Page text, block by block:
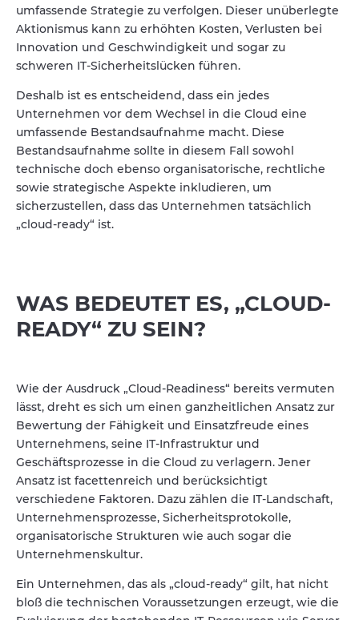
umfassende Strategie zu verfolgen. Dieser unüberlegte
Aktionismus kann zu erhöhten Kosten, Verlusten bei
Innovation und Geschwindigkeit und sogar zu
schweren IT-Sicherheitslücken führen.
Deshalb ist es entscheidend, dass ein jedes
Unternehmen vor dem Wechsel in die Cloud eine
umfassende Bestandsaufnahme macht. Diese
Bestandsaufnahme sollte in diesem Fall sowohl
technische doch ebenso organisatorische, rechtliche
sowie strategische Aspekte inkludieren, um
sicherzustellen, dass das Unternehmen tatsächlich
„cloud-ready“ ist.
WAS BEDEUTET ES, „CLOUD-
READY“ ZU SEIN?
Wie der Ausdruck „Cloud-Readiness“ bereits vermuten
lässt, dreht es sich um einen ganzheitlichen Ansatz zur
Bewertung der Fähigkeit und Einsatzfreude eines
Unternehmens, seine IT-Infrastruktur und
Geschäftsprozesse in die Cloud zu verlagern. Jener
Ansatz ist facettenreich und berücksichtigt
verschiedene Faktoren. Dazu zählen die IT-Landschaft,
Unternehmensprozesse, Sicherheitsprotokolle,
organisatorische Strukturen wie auch sogar die
Unternehmenskultur.
Ein Unternehmen, das als „cloud-ready“ gilt, hat nicht
bloß die technischen Voraussetzungen erzeugt, wie die